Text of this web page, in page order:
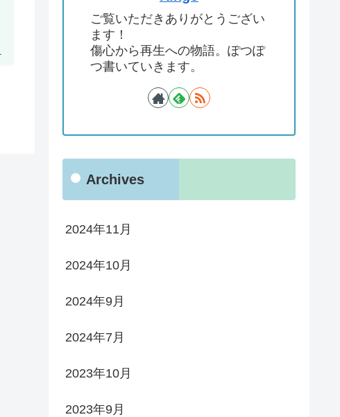
ご覧いただきありがとうござい
ます！
傷心から再生への物語。ぽつぽ
つ書いていきます。
Archives
2024年11月
2024年10月
2024年9月
2024年7月
2023年10月
2023年9月